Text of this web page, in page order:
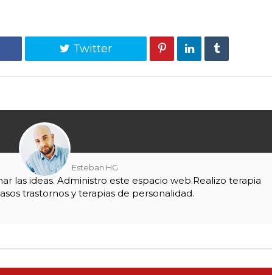
Twitter
Esteban HG
las ideas. Administro este espacio web.Realizo terapia
trastornos y terapias de personalidad.